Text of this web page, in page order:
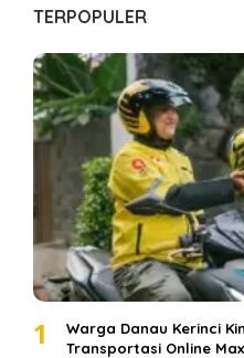
TERPOPULER
1
Warga Danau Kerinci
Transportasi Online